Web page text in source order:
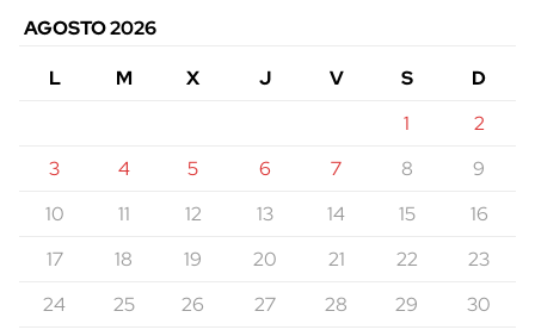
AGOSTO 2026
L
M X J V S
D
1
2
3
4 5 6 7 8
9
10
11 12 13 14 15
16
17
18 19 20 21 22
23
24
25 26 27 28 29
30